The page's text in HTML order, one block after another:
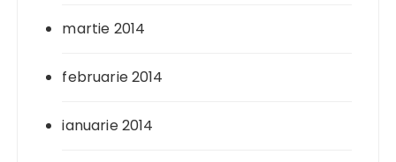
martie 2014
februarie 2014
ianuarie 2014